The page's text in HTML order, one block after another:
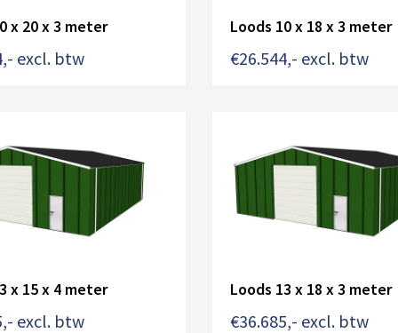
x 20 x 3 meter
,- excl. btw
Loods 10 x 18 x 3 meter
€26.544,- excl. btw
x 15 x 4 meter
,- excl. btw
Loods 13 x 18 x 3 meter
€36.685,- excl. btw